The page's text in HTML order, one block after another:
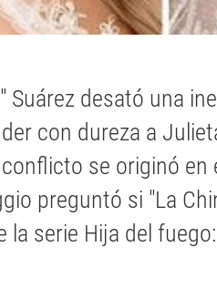
Suárez desató una
con dureza a
se originó
preguntó si "La
la serie Hija del